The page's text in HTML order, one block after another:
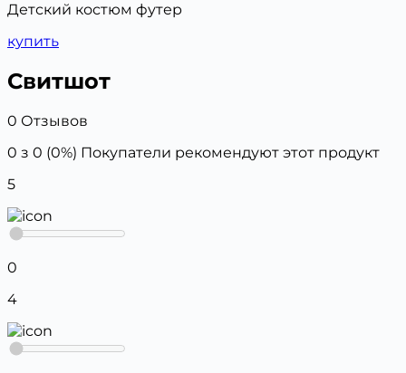
Детский костюм футер
купить
Свитшот
0 Отзывов
0 з 0 (0%) Покупатели рекомендуют этот продукт
5
0
4